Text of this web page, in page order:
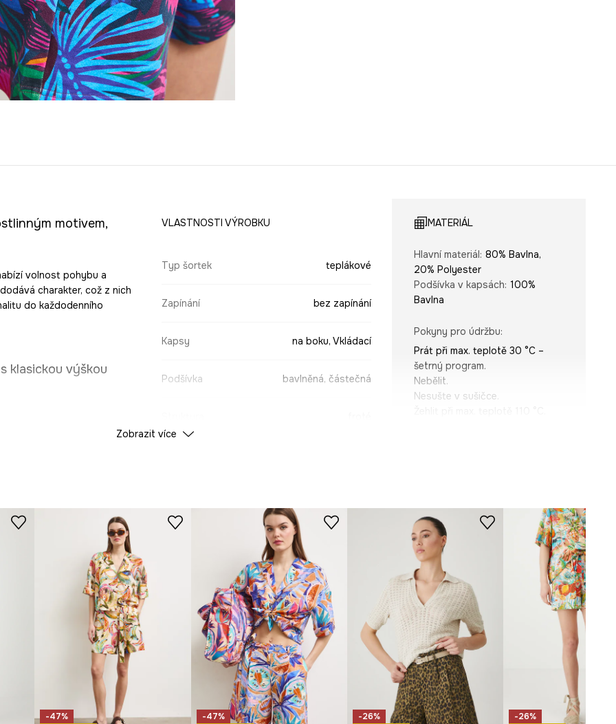
motivem,
volnost pohybu a
charakter, což z nich
do každodenního
klasickou výškou
a zajišťuje
a odolnost.
charakter.
VLASTNOSTI VÝROBKU
Typ šortek teplákové
Zapínání bez zapínání
Kapsy na boku, Vkládací
Podšívka bavlněná, částečná
Barva vícebarevná
RS26-SZD091-MLE
MATERIÁL
Hlavní materiál: 80% Bavlna,
20% Polyester
Podšívka v kapsách: 100%
Bavlna
Pokyny pro údržbu:
Prát při max. teplotě 30 °C –
šetrný program.
Nebělit.
Nesušte v sušičce.
Pas (výška): pravidelný
Střih: Regular fit
ROZMĚRY
Délka vnitřní nohy
Šířka nohy dole
Míry uvedené pro velikost
Šířka v pase : 35 cm
Výška pasu
Šířka v bocích
Modelka na fotografii je vysoká
177 cm a má na sebe velikost S
Zobrazit více
-47%
-47%
-26%
-26%